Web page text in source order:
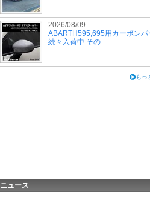
2026/08/09
ABARTH595,695用カーボンパ
続々入荷中 その ...
もっ
ニュース